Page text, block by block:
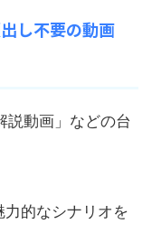
し不要の動画
説動画」などの台
的なシナリオを